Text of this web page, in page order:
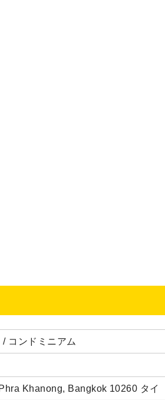
コンドミニアム
Khanong, Bangkok 10260 タイ